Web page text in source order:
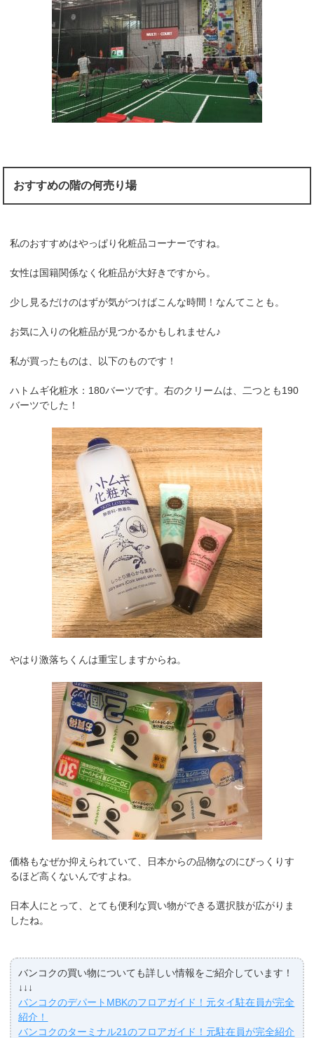
おすすめの階の何売り場
私のおすすめはやっぱり化粧品コーナーですね。
女性は国籍関係なく化粧品が大好きですから。
少し見るだけのはずが気がつけばこんな時間！なんてことも。
お気に入りの化粧品が見つかるかもしれません♪
私が買ったものは、以下のものです！
ハトムギ化粧水：180バーツです。右のクリームは、二つとも190
バーツでした！
やはり激落ちくんは重宝しますからね。
価格もなぜか抑えられていて、日本からの品物なのにびっくりす
るほど高くないんですよね。
日本人にとって、とても便利な買い物ができる選択肢が広がりま
したね。
バンコクの買い物についても詳しい情報をご紹介しています！
↓↓↓
バンコクのデパートMBKのフロアガイド！元タイ駐在員が完全
紹介！
バンコクのターミナル21のフロアガイド！元駐在員が完全紹介